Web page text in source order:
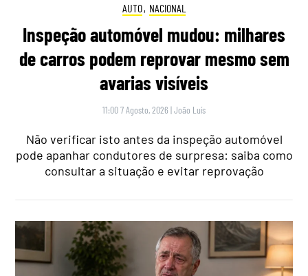
AUTO, NACIONAL
Inspeção automóvel mudou: milhares
de carros podem reprovar mesmo sem
avarias visíveis
11:00 7 Agosto, 2026 |João Luís
Não verificar isto antes da inspeção automóvel
pode apanhar condutores de surpresa: saiba como
consultar a situação e evitar reprovação